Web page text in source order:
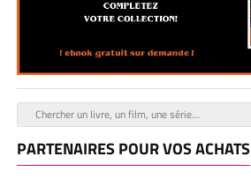
PARTENAIRES POUR VOS ACHATS